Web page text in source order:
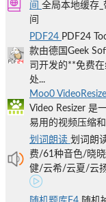
间 全局本地缓存_
间
PDF24 PDF24
款由德国Geek
司开发的**免费在
处...
Moo0
Video Resizer 是
易用的视频压缩
划词朗读 划词朗
费/61种音色/晓
健/云希/云夏/云